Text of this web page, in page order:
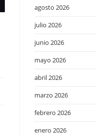
agosto 2026
julio 2026
junio 2026
mayo 2026
abril 2026
marzo 2026
febrero 2026
enero 2026